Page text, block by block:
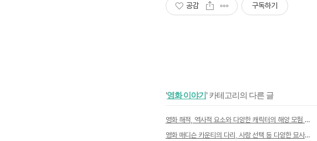
공감 구독하기
'영화 이야기' 카테고리의 다른 글
영화 해적, 역사적 요소와 다양한 캐릭터의 해양 모험 이야기
영화 매디슨 카운티의 다리, 사랑 선택 등 다양한 묘사와 촬영기법